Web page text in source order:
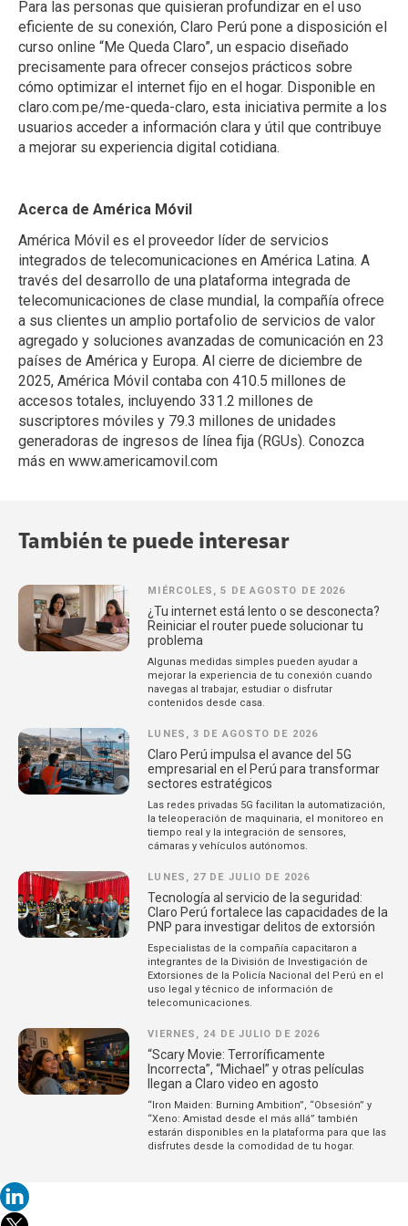
Para las personas que quisieran profundizar en el uso
eficiente de su conexión, Claro Perú pone a disposición el
curso online “Me Queda Claro”, un espacio diseñado
precisamente para ofrecer consejos prácticos sobre
cómo optimizar el internet fijo en el hogar. Disponible en
claro.com.pe/me-queda-claro, esta iniciativa permite a los
usuarios acceder a información clara y útil que contribuye
a mejorar su experiencia digital cotidiana.
Acerca de América Móvil
América Móvil es el proveedor líder de servicios
integrados de telecomunicaciones en América Latina. A
través del desarrollo de una plataforma integrada de
telecomunicaciones de clase mundial, la compañía ofrece
a sus clientes un amplio portafolio de servicios de valor
agregado y soluciones avanzadas de comunicación en 23
países de América y Europa. Al cierre de diciembre de
2025, América Móvil contaba con 410.5 millones de
accesos totales, incluyendo 331.2 millones de
suscriptores móviles y 79.3 millones de unidades
generadoras de ingresos de línea fija (RGUs). Conozca
más en www.americamovil.com
También te puede interesar
MIÉRCOLES, 5 DE AGOSTO DE 2026
¿Tu internet está lento o se desconecta?
Reiniciar el router puede solucionar tu
problema
Algunas medidas simples pueden ayudar a
mejorar la experiencia de tu conexión cuando
navegas al trabajar, estudiar o disfrutar
contenidos desde casa.
LUNES, 3 DE AGOSTO DE 2026
Claro Perú impulsa el avance del 5G
empresarial en el Perú para transformar
sectores estratégicos
Las redes privadas 5G facilitan la automatización,
la teleoperación de maquinaria, el monitoreo en
tiempo real y la integración de sensores,
cámaras y vehículos autónomos.
LUNES, 27 DE JULIO DE 2026
Tecnología al servicio de la seguridad:
Claro Perú fortalece las capacidades de la
PNP para investigar delitos de extorsión
Especialistas de la compañía capacitaron a
integrantes de la División de Investigación de
Extorsiones de la Policía Nacional del Perú en el
uso legal y técnico de información de
telecomunicaciones.
VIERNES, 24 DE JULIO DE 2026
“Scary Movie: Terroríficamente
Incorrecta”, “Michael” y otras películas
llegan a Claro video en agosto
“Iron Maiden: Burning Ambition”, “Obsesión” y
“Xeno: Amistad desde el más allá” también
estarán disponibles en la plataforma para que las
disfrutes desde la comodidad de tu hogar.